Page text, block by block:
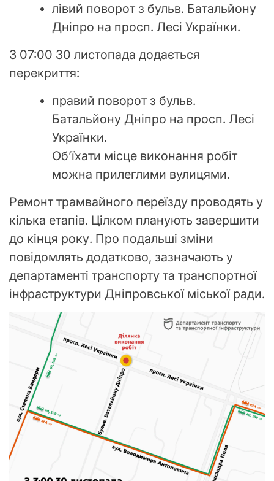
лівий поворот з бульв. Батальйону
Дніпро на просп. Лесі Українки.
З 07:00 30 листопада додається
перекриття:
правий поворот з бульв.
Батальйону Дніпро на просп. Лесі
Українки.
Об’їхати місце виконання робіт
можна прилеглими вулицями.
Ремонт трамвайного переїзду проводять у
кілька етапів. Цілком планують завершити
до кінця року. Про подальші зміни
повідомлять додатково, зазначають у
департаменті транспорту та транспортної
інфраструктури Дніпровської міської ради.